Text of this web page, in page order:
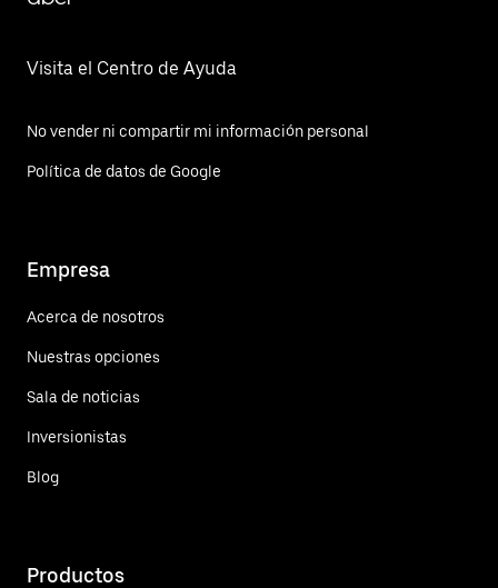
Visita el Centro de Ayuda
No vender ni compartir mi información personal
Política de datos de Google
Empresa
Acerca de nosotros
Nuestras opciones
Sala de noticias
Inversionistas
Blog
Productos